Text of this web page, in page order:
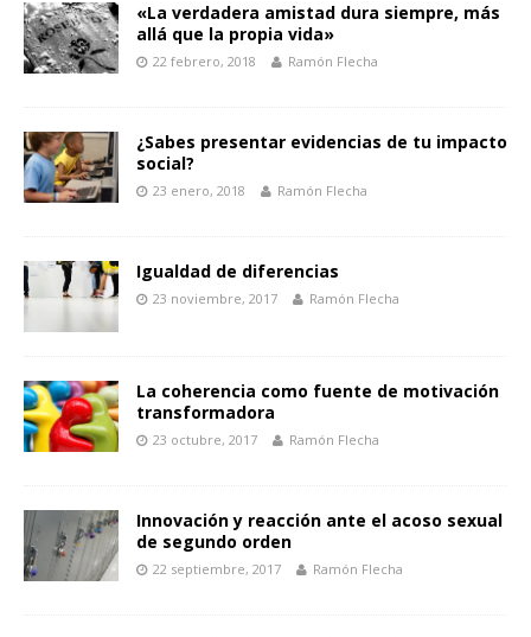
«La verdadera amistad dura siempre, más
allá que la propia vida»
22 febrero, 2018 Ramón Flecha
¿Sabes presentar evidencias de tu impacto
social?
23 enero, 2018 Ramón Flecha
Igualdad de diferencias
23 noviembre, 2017 Ramón Flecha
La coherencia como fuente de motivación
transformadora
23 octubre, 2017 Ramón Flecha
Innovación y reacción ante el acoso sexual
de segundo orden
22 septiembre, 2017 Ramón Flecha